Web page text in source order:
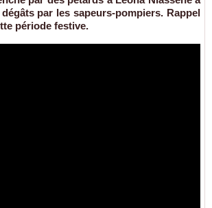
par les sapeurs-pompiers. Rappel
période festive.